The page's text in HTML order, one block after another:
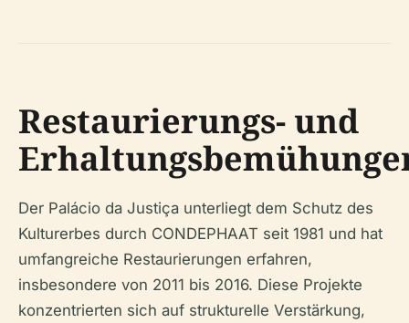
Restaurierungs- und
Der Palácio da Justiça unterliegt dem Schutz des
Kulturerbes durch CONDEPHAAT seit 1981 und hat
umfangreiche Restaurierungen erfahren,
insbesondere von 2011 bis 2016. Diese Projekte
konzentrierten sich auf strukturelle Verstärkung,